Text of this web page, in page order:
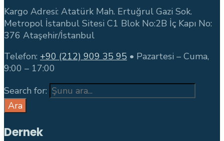
Kargo Adresi: Atatürk Mah. Ertuğrul Gazi Sok.
Metropol İstanbul Sitesi C1 Blok No:2B İç Kapı No:
376 Ataşehir/İstanbul
Telefon: +90 (212) 909 35 95 • Pazartesi – Cuma,
9:00 – 17:00
Search for:
Ara
Dernek